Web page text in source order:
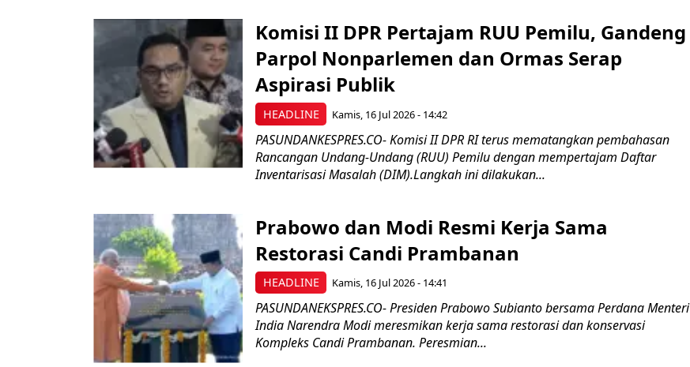
HEADLINE
Komisi II DPR Pertajam RUU Pemilu, Gandeng
Parpol Nonparlemen dan Ormas Serap
Aspirasi Publik
Kamis, 16 Jul 2026 - 14:42
PASUNDANKESPRES.CO- Komisi II DPR RI terus mematangkan pembahasan
Rancangan Undang-Undang (RUU) Pemilu dengan mempertajam Daftar
Inventarisasi Masalah (DIM).Langkah ini dilakukan...
HEADLINE
Prabowo dan Modi Resmi Kerja Sama
Restorasi Candi Prambanan
Kamis, 16 Jul 2026 - 14:41
PASUNDANEKSPRES.CO- Presiden Prabowo Subianto bersama Perdana Menteri
India Narendra Modi meresmikan kerja sama restorasi dan konservasi
Kompleks Candi Prambanan. Peresmian...